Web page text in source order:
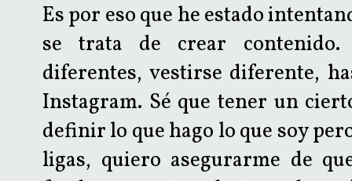
Es por eso que he estado
se trata de crear contenido.
diferentes, vestirse diferente,
Instagram. Sé que tener un
definir lo que hago lo que soy
ligas, quiero asegurarme de